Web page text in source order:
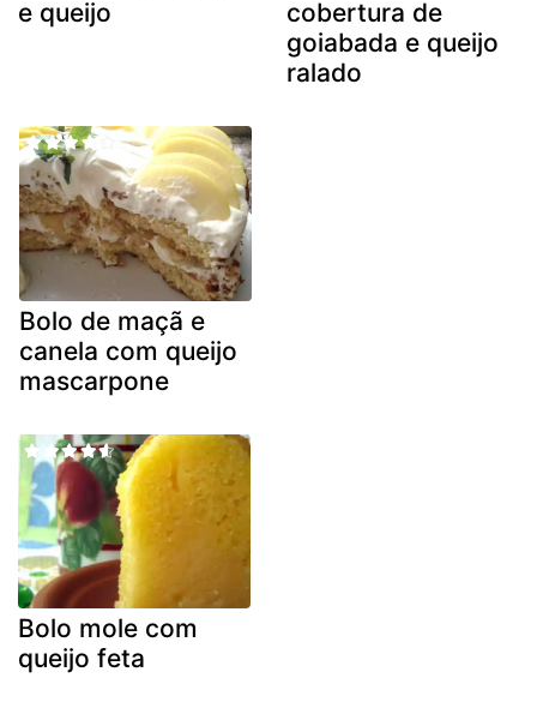
e queijo
cobertura de
goiabada e queijo
ralado
Bolo de maçã e
canela com queijo
mascarpone
Bolo mole com
queijo feta